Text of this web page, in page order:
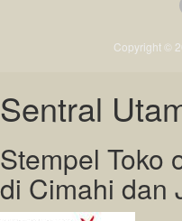
Copyright ©
Sentral
Stempel Toko
di Cimahi dan